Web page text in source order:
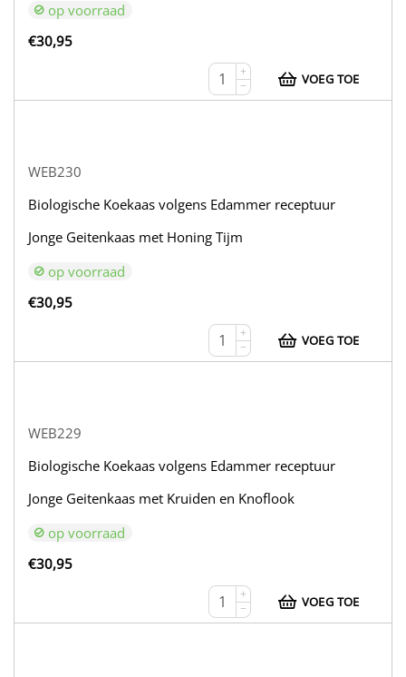
op voorraad
€30,95
+
−
VOEG TOE
WEB230
Biologische Koekaas volgens Edammer receptuur
Jonge Geitenkaas met Honing Tijm
op voorraad
€30,95
+
−
VOEG TOE
WEB229
Biologische Koekaas volgens Edammer receptuur
Jonge Geitenkaas met Kruiden en Knoflook
op voorraad
€30,95
+
−
VOEG TOE